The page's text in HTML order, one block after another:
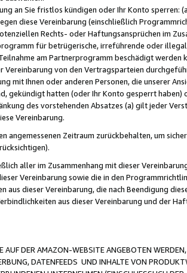
an Sie fristlos kündigen oder Ihr Konto sperren:
diese Vereinbarung (einschließlich
Rechts- oder Haftungsansprüchen im
für betrügerische, irreführende oder
am Partnerprogramm beschädigt werden
Vereinbarung von den Vertragsparteien
Ihnen oder anderen Personen, die unserer
gekündigt hatten (oder Ihr Konto gesperrt haben)
des vorstehenden Absatzes (a) gilt jeder
Vereinbarung.
Zeitraum zurückbehalten, um
aller im Zusammenhang mit dieser
Vereinbarung sowie die in den
dieser Vereinbarung, die nach Beendigung
aus dieser Vereinbarung und der
DER AMAZON-WEBSITE ANGEBOTEN
DATENFEEDS UND INHALTE VON